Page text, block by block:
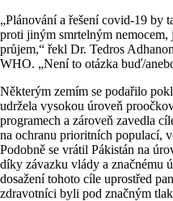
„Plánování a řešení covid-19 by
proti jiným smrtelným
průjem,“ řekl Dr. Tedros
WHO. „Není to otázka buď/
Některým zemím se podařilo
udržela vysokou úroveň
programech a zároveň zavedla
na ochranu prioritních populací,
Podobně se vrátil Pákistán na
díky závazku vlády a značnému
dosažení tohoto cíle uprostřed
zdravotníci byli pod značným